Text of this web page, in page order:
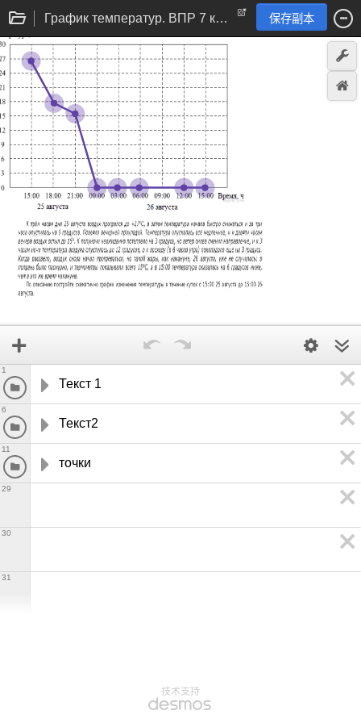
График температур. ВПР 7 класс 保存副本
Текст 1
1
Текст2
6
точки
11
29
30
31
技术支持